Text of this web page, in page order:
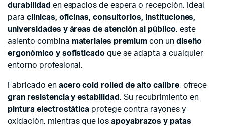
durabilidad en espacios de espera o recepción. Ideal
para clínicas, oficinas, consultorios, instituciones,
universidades y áreas de atención al público, este
asiento combina materiales premium con un diseño
ergonómico y sofisticado que se adapta a cualquier
entorno profesional.
Fabricado en acero cold rolled de alto calibre, ofrece
gran resistencia y estabilidad . Su recubrimiento en
pintura electrostática protege contra rayones y
oxidación, mientras que losapoyabrazos y patas